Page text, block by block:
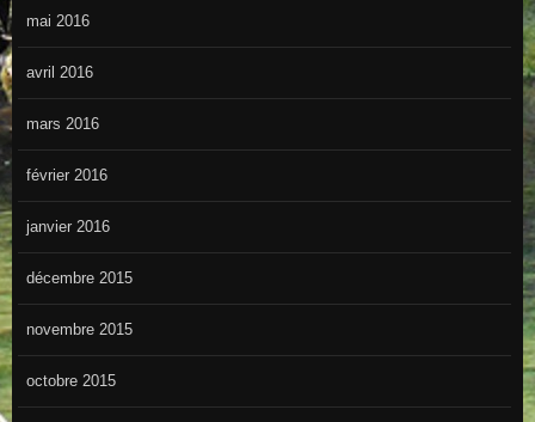
mai 2016
avril 2016
mars 2016
février 2016
janvier 2016
décembre 2015
novembre 2015
octobre 2015